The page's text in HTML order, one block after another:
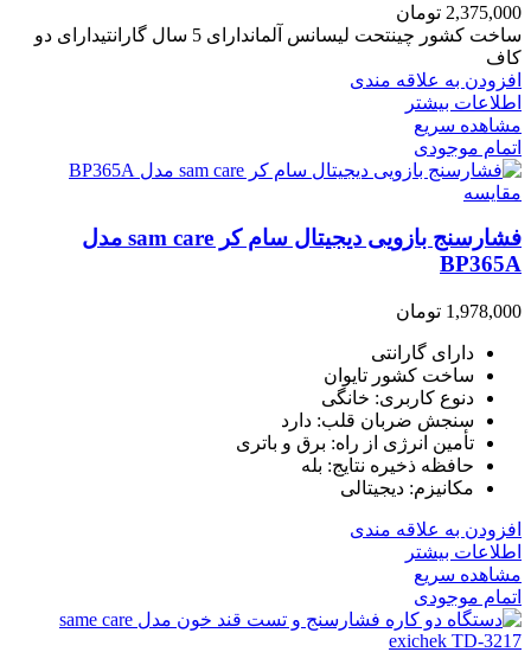
2,375,000 تومان
ساخت کشور چینتحت لیسانس آلماندارای 5 سال گارانتیدارای دو
کاف
افزودن به علاقه مندی
اطلاعات بیشتر
مشاهده سریع
اتمام موجودی
مقایسه
فشارسنج بازویی دیجیتال سام کر sam care مدل
BP365A
1,978,000 تومان
دارای گارانتی
ساخت کشور تایوان
دنوع کاربری: خانگی
سنجش ضربان قلب: دارد
تأمین انرژی از راه: برق و باتری
حافظه ذخیره نتایج: بله
مکانیزم: دیجیتالی
افزودن به علاقه مندی
اطلاعات بیشتر
مشاهده سریع
اتمام موجودی